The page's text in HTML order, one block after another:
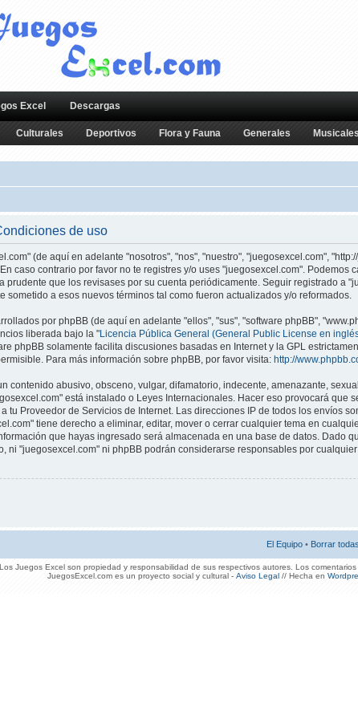
Excel Descargas
Culturales Deportivos Flora y Fauna Generales Musicales
de uso
(de aquí en adelante "nosotros", "nos", "nuestro", "juegosexcel.com",
caso contrario por favor no te registres y/o uses "juegosexcel.com".
prudente que los revisases por su cuenta periódicamente. Seguir registrado a
sometido a esos nuevos términos tal como fueron actualizados y/o reformados.
por phpBB (de aquí en adelante "ellos", "sus", "software phpBB",
liberada bajo la "Licencia Pública General (General Public License en
phpBB solamente facilita discusiones basadas en Internet y la GPL
Para más información sobre phpBB, por favor visita: http://
contenido abusivo, obsceno, vulgar, difamatorio, indecente, amenazante,
está instalado o Leyes Internacionales. Hacer eso provocará que
tu Proveedor de Servicios de Internet. Las direcciones IP de todos los envíos
tiene derecho a eliminar, editar, mover o cerrar cualquier tema en
que hayas ingresado será almacenada en una base de datos. Dado
ni "juegosexcel.com" ni phpBB podrán considerarse responsables por
El Equipo • Borrar
Los Juegos Excel son propiedad y responsabilidad de sus respectivos autores. Los
JuegosExcel.com es un proyecto social y cultural - Aviso Legal // Hecha en